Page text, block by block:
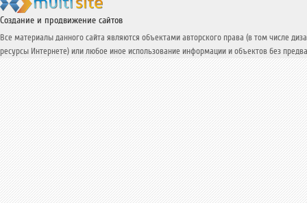
Создание и продвижение сайтов
Все материалы данного сайта являются объектами авторского права (в том числе
ресурсы Интернете) или любое иное использование информации и объектов без